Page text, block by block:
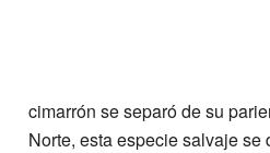
cimarrón se separó de su
Norte, esta especie salvaje